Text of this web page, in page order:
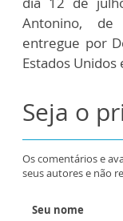
Antonino,
entregue por
Estados Unidos
Seja o
Os comentários e
seus autores e não
Seu nome